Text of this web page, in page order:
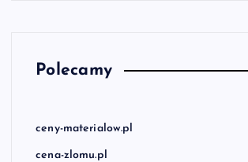
Polecamy
ceny-materialow.pl
cena-zlomu.pl